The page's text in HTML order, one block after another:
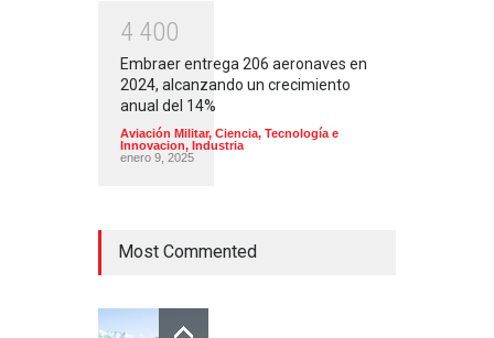
4 400
Embraer entrega 206 aeronaves en
2024, alcanzando un crecimiento
anual del 14%
Aviación Militar, Ciencia, Tecnología e
Innovacion, Industria
enero 9, 2025
Most Commented